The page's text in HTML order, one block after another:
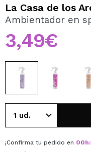
Al crear una cuenta
tus compras
pedidos y consultar
La Casa de los
Ambientador en
3,49€
¡Confirma tu pedido en 00h: